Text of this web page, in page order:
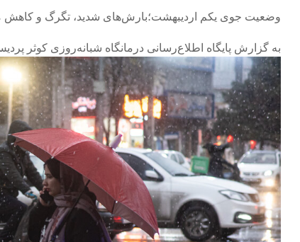
وضعیت جوی یکم اردیبهشت؛بارش‌های شدید، تگرگ و کاهش
به گزارش پایگاه اطلاع‌رسانی درمانگاه شبانه‌روزی کوثر